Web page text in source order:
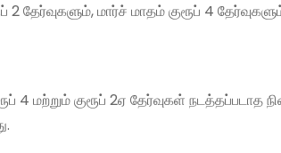
மார்ச் மாதம் குரூப் 4
4 மற்றும் குரூப் 2ஏ தேர்வுகள்